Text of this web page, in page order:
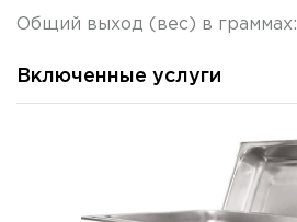
Общий выход (вес) в граммах:
Включенные услуги